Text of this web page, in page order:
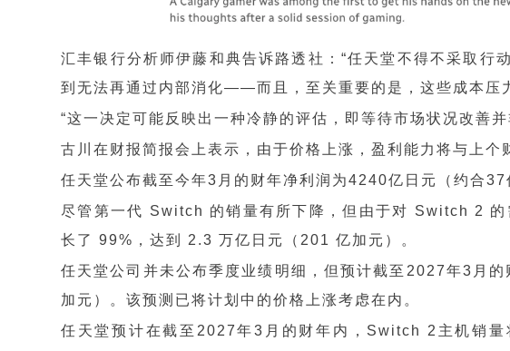
汇丰银行分析师伊藤和典告诉路透社：“任天堂不得不采取行
到无法再通过内部消化——而且，至关重要的是，这些成本压
“这一决定可能反映出一种冷静的评估，即等待市场状况改善
古川在财报简报会上表示，由于价格上涨，盈利能力将与上个
任天堂公布截至今年3月的财年净利润为4240亿日元（约合
尽管第一代 Switch 的销量有所下降，但由于对 Switch 2
长了 99%，达到 2.3 万亿日元（201 亿加元）。
任天堂公司并未公布季度业绩明细，但预计截至2027年3月
加元）。该预测已将计划中的价格上涨考虑在内。
任天堂预计在截至2027年3月的财年内，Switch 2主机销